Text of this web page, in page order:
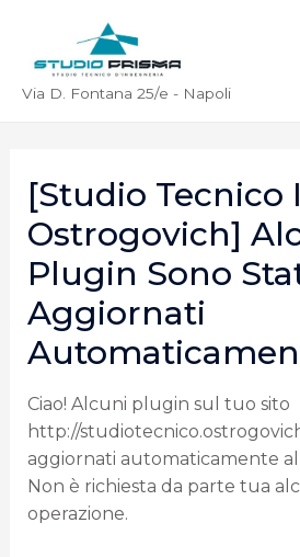
Via D. Fontana 25/e - Napoli
[Studio Tecnico
Ostrogovich]
Plugin Sono
Aggiornati
Ciao! Alcuni plugin sul tuo sito
http://
aggiornati automaticamente
Non è richiesta da parte tua
operazione.